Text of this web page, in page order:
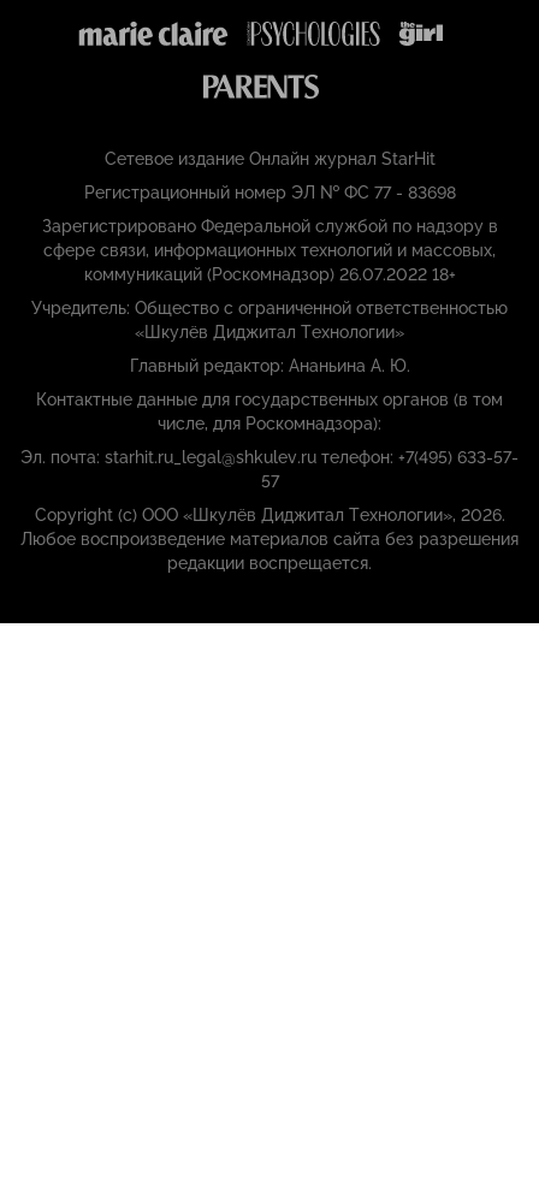
Сетевое издание Онлайн журнал StarHit
Регистрационный номер ЭЛ № ФС 77 - 83698
Зарегистрировано Федеральной службой по надзору в
сфере связи, информационных технологий и массовых,
коммуникаций (Роскомнадзор) 26.07.2022 18+
Учредитель: Общество с ограниченной ответственностью
«Шкулёв Диджитал Технологии»
Главный редактор: Ананьина А. Ю.
Контактные данные для государственных органов (в том
числе, для Роскомнадзора):
Эл. почта: starhit.ru_legal@shkulev.ru телефон: +7(495) 633-57-
57
Copyright (с) ООО «Шкулёв Диджитал Технологии», 2026.
Любое воспроизведение материалов сайта без разрешения
редакции воспрещается.